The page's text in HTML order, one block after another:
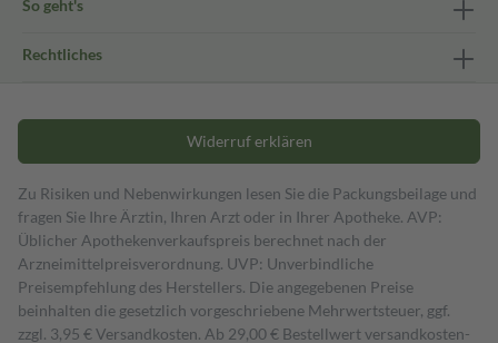
So geht's
Rechtliches
Widerruf erklären
Zu Risiken und Nebenwirkungen lesen Sie die Packungsbeilage und
fragen Sie Ihre Ärztin, Ihren Arzt oder in Ihrer Apotheke. AVP:
Üblicher Apothekenverkaufspreis berechnet nach der
Arzneimittelpreisverordnung. UVP: Unverbindliche
Preisempfehlung des Herstellers. Die angegebenen Preise
beinhalten die gesetzlich vorgeschriebene Mehrwertsteuer, ggf.
zzgl. 3,95 € Versandkosten. Ab 29,00 € Bestell­wert versand­kosten­